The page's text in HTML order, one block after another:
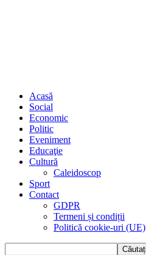
Acasă
Social
Economic
Politic
Eveniment
Educaţie
Cultură
Caleidoscop
Sport
Contact
GDPR
Termeni și condiții
Politică cookie-uri (UE)